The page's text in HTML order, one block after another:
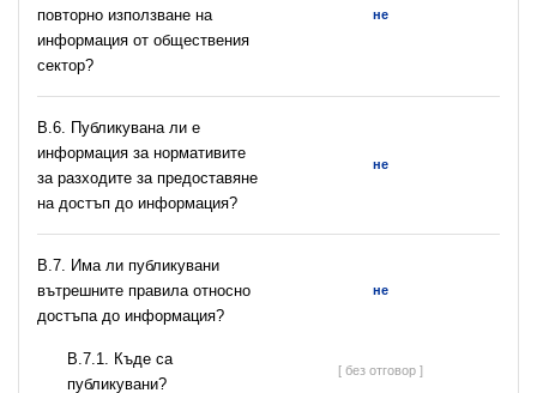
повторно използване на
информация от обществения
сектор?
не
В.6. Публикувана ли е
информация за нормативите
за разходите за предоставяне
на достъп до информация?
не
В.7. Има ли публикувани
вътрешните правила относно
достъпа до информация?
не
В.7.1. Къде са
публикувани?
[ без отговор ]